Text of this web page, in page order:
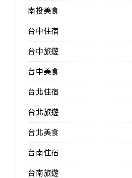
南投美食
台中住宿
台中旅遊
台中美食
台北住宿
台北旅遊
台北美食
台南住宿
台南旅遊